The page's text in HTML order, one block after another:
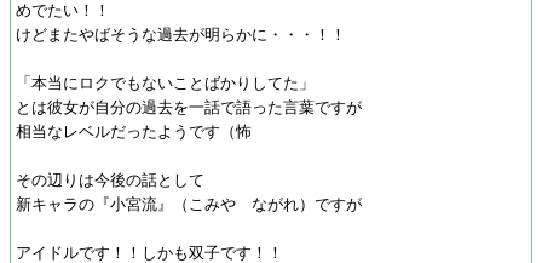
めでたい！！
けどまたやばそうな過去が明らかに・・・！！
「本当にロクでもないことばかりしてた」
とは彼女が自分の過去を一話で語った言葉ですが
相当なレベルだったようです（怖
その辺りは今後の話として
新キャラの『小宮流』（こみや ながれ）ですが
アイドルです！！しかも双子です！！